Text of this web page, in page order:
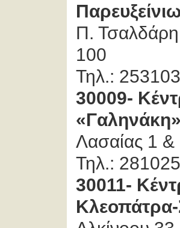
Π.
100
Τηλ.:
30009-
Λασαίας 1
Τηλ.:
30011-